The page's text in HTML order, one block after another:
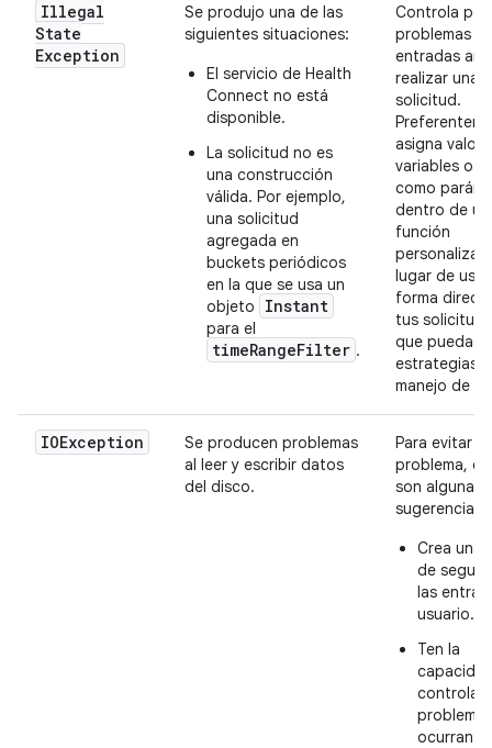
Illegal
State
Exception
Se produjo una de las
siguientes situaciones:
El servicio de Health
Connect no está
disponible.
La solicitud no es
una construcción
válida. Por ejemplo,
una solicitud
agregada en
buckets periódicos
en la que se usa un
objeto
Instant
para el
timeRangeFilter .
Controla
problemas
entradas
realizar una
solicitud.
asigna
variables o
como
dentro de
función
lugar de
forma
tus
que puedas
estrategias
manejo de
IOException
Se producen problemas
al leer y escribir datos
del disco.
Para evitar
problema,
son algunas
sugerencias:
Crea una
de
las
usuario.
Ten la
controlar
ocurran